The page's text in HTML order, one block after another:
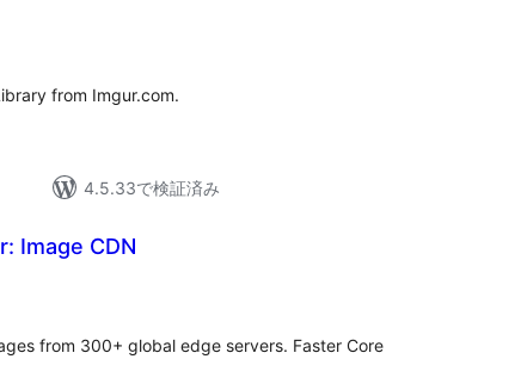
from Imgur.com.
4.5.33で検証済み
Image CDN
from 300+ global edge servers. Faster Core